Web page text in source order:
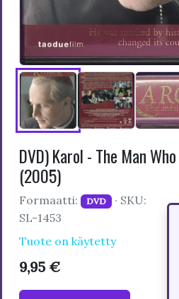
DVD) Karol - The Man
(2005)
Formaatti: DVD · SKU:
SL-1453
Tuote on käytetty
9,95 €